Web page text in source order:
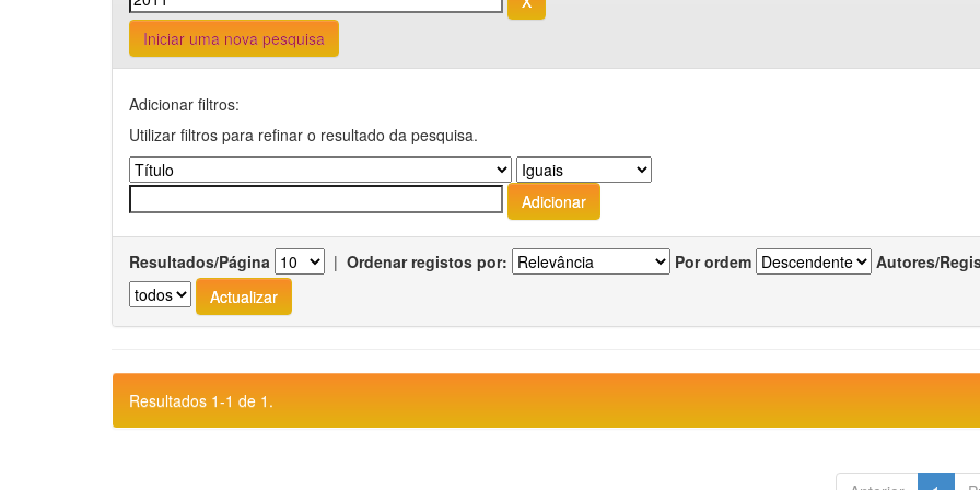
Iniciar uma nova pesquisa
Adicionar filtros:
Utilizar filtros para refinar o resultado da pesquisa.
Resultados/Página | Ordenar registos por: Por ordem Autores/
Resultados 1-1 de 1.